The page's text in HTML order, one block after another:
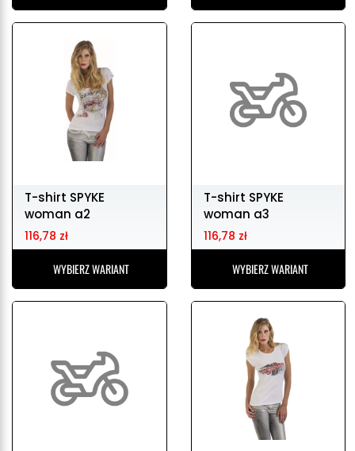
T-shirt SPYKE
woman a2
116,78 zł
WYBIERZ WARIANT
T-shirt SPYKE
woman a3
116,78 zł
WYBIERZ WARIANT